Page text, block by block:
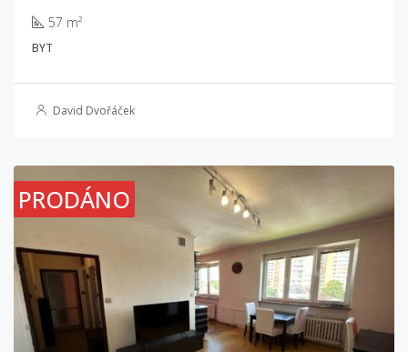
57 m²
BYT
David Dvořáček
PRODÁNO